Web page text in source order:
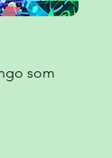
som